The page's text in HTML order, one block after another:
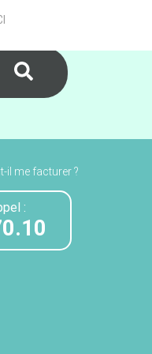
RECHERCHER
il me facturer ?
: